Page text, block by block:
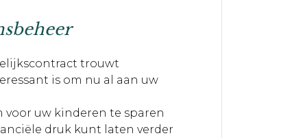
trouwt
is om nu al aan uw
uw kinderen te sparen
druk kunt laten verder